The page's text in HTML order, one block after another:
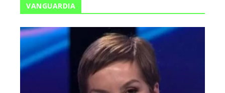
VANGUARDIA